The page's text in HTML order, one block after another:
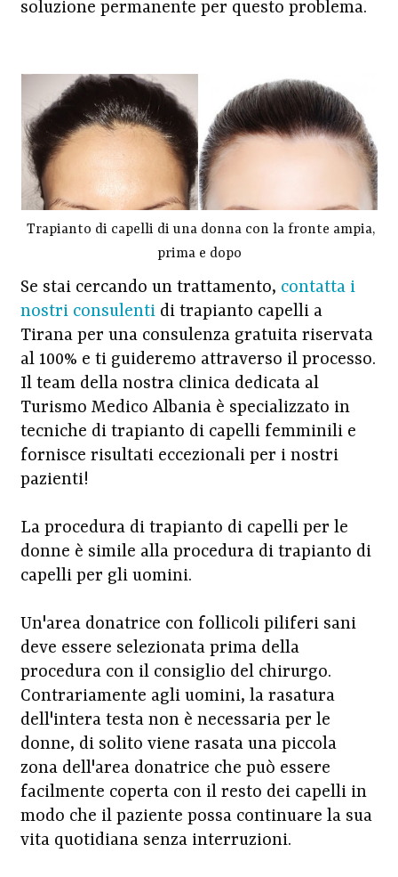
soluzione permanente per questo problema.
Trapianto di capelli di una donna con la fronte ampia,
prima e dopo
Se stai cercando un trattamento, contatta i
nostri consulenti di trapianto capelli a
Tirana per una consulenza gratuita riservata
al 100% e ti guideremo attraverso il processo.
Il team della nostra clinica dedicata al
Turismo Medico Albania è specializzato in
tecniche di trapianto di capelli femminili e
fornisce risultati eccezionali per i nostri
pazienti!
La procedura di trapianto di capelli per le
donne è simile alla procedura di trapianto di
capelli per gli uomini.
Un'area donatrice con follicoli piliferi sani
deve essere selezionata prima della
procedura con il consiglio del chirurgo.
Contrariamente agli uomini, la rasatura
dell'intera testa non è necessaria per le
donne, di solito viene rasata una piccola
zona dell'area donatrice che può essere
facilmente coperta con il resto dei capelli in
modo che il paziente possa continuare la sua
vita quotidiana senza interruzioni.